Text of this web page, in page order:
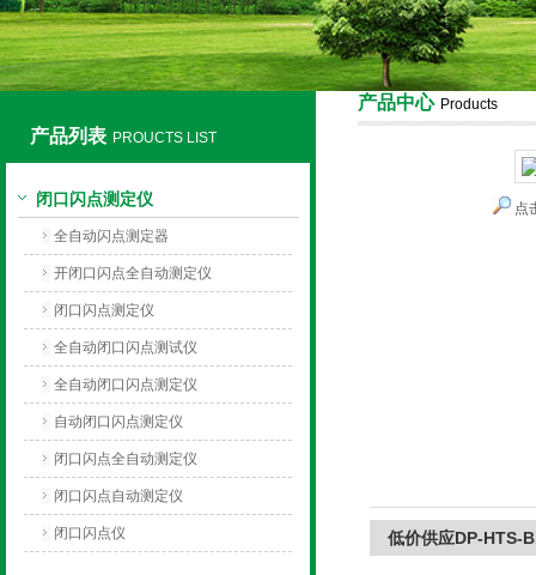
上海旺徐电气有限公司
产品列表 PROUCTS LIST
闭口闪点测定仪
全自动闪点测定器
开闭口闪点全自动测定仪
闭口闪点测定仪
全自动闭口闪点测试仪
全自动闭口闪点测定仪
自动闭口闪点测定仪
闭口闪点全自动测定仪
闭口闪点自动测定仪
闭口闪点仪
产品中心 Products
点
低价供应DP-HTS-